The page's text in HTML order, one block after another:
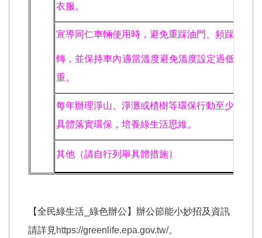
衣服。
宣導同仁車輛使用時，避免重踩油門、頻踩煞車
轉，並保持車內適當溫度避免溫度設定過低，及
重。
每年辦理淨山、淨灘或植樹等環保行動至少 1 次
具體落實環保，培養綠生活思維。
其他（請自行列舉具體措施）
【全民綠生活_綠色辦公】辦公節能小妙招及資訊
請詳見https://greenlife.epa.gov.tw/。